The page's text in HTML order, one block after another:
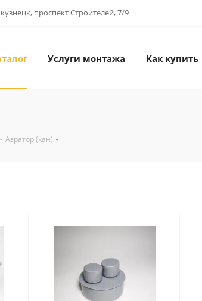
проспект Строителей, 7/9
Услуги монтажа Как купить
- Аэратор (кан)